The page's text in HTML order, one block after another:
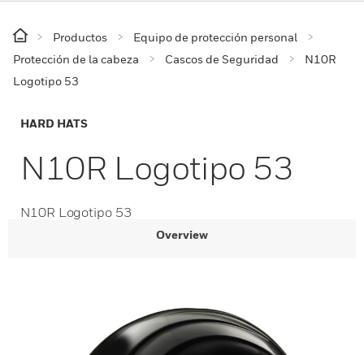
Productos
Equipo de protección personal
Protección de la cabeza
Cascos de Seguridad
N10R
Logotipo 53
HARD HATS
N10R Logotipo 53
N10R Logotipo 53
Overview